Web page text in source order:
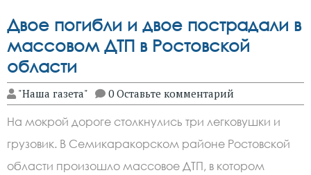
Двое погибли и двое пострадали в
массовом ДТП в Ростовской
области
"Наша газета" 0 Оставьте комментарий
На мокрой дороге столкнулись три легковушки и
грузовик. В Семикаракорском районе Ростовской
области произошло массовое ДТП, в котором